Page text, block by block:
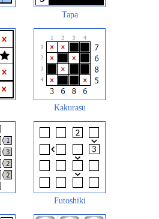
Tapa
Kakurasu
Futoshiki